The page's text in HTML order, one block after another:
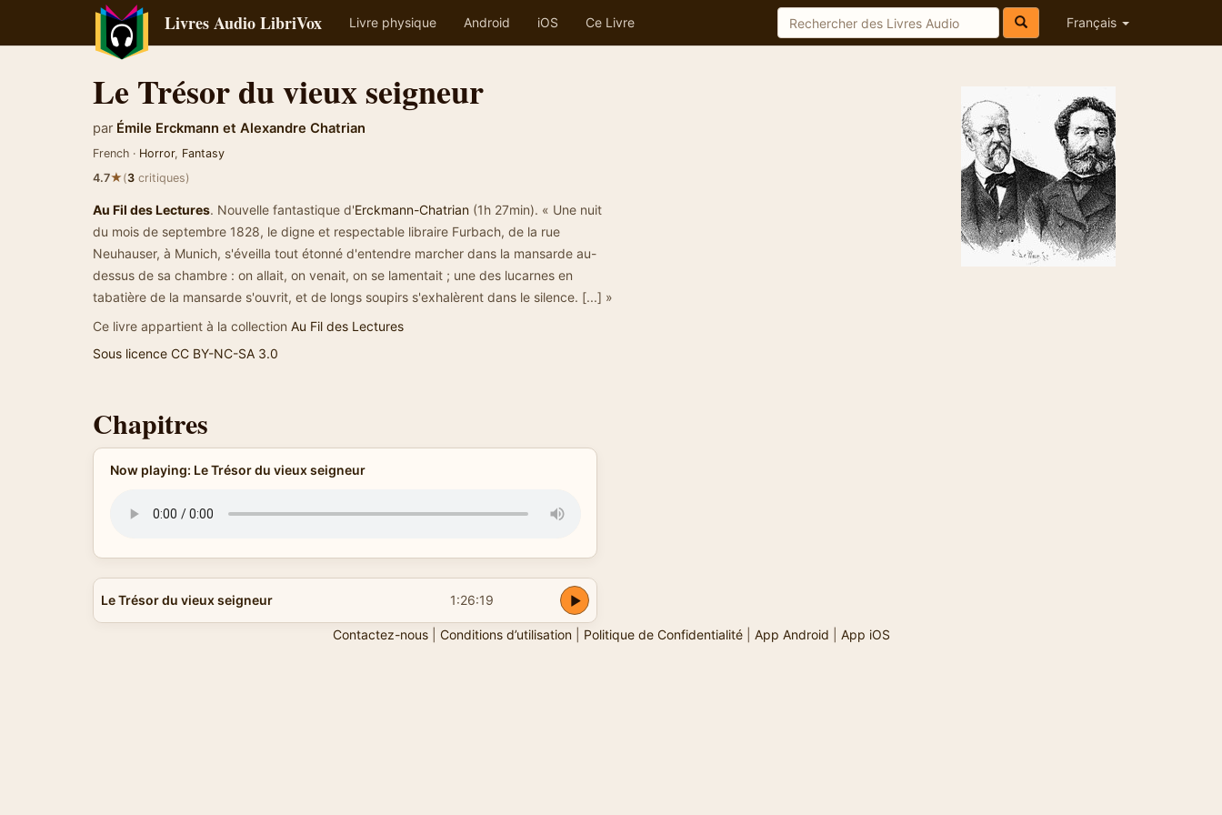
Livres Audio LibriVox Livre physique Android iOS Ce Livre Français
Le Trésor du vieux seigneur
par Émile Erckmann et Alexandre Chatrian
French · Horror, Fantasy
4.7★(3 critiques)
Au Fil des Lectures. Nouvelle fantastique d'Erckmann-Chatrian (1h 27min). « Une nuit
du mois de septembre 1828, le digne et respectable libraire Furbach, de la rue
Neuhauser, à Munich, s'éveilla tout étonné d'entendre marcher dans la mansarde au-
dessus de sa chambre : on allait, on venait, on se lamentait ; une des lucarnes en
tabatière de la mansarde s'ouvrit, et de longs soupirs s'exhalèrent dans le silence. [...] »
Ce livre appartient à la collection Au Fil des Lectures
Sous licence CC BY-NC-SA 3.0
Chapitres
Now playing: Le Trésor du vieux seigneur
Le Trésor du vieux seigneur 1:26:19
Contactez-nous| Conditions d’utilisation| Politique de Confidentialité| App Android App iOS